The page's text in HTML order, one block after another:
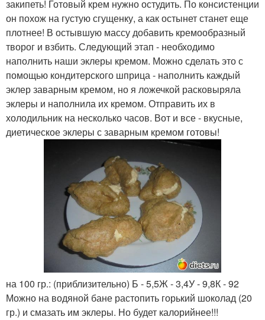
закипеть! Готовый крем нужно остудить. По консистенции
он похож на густую сгущенку, а как остынет станет еще
плотнее! В остывшую массу добавить кремообразный
творог и взбить. Следующий этап - необходимо
наполнить наши эклеры кремом. Можно сделать это с
помощью кондитерского шприца - наполнить каждый
эклер заварным кремом, но я ложечкой расковыряла
эклеры и наполнила их кремом. Отправить их в
холодильник на несколько часов. Вот и все - вкусные,
диетическое эклеры с заварным кремом готовы!
на 100 гр.: (приблизительно) Б - 5,5Ж - 3,4У - 9,8К - 92
Можно на водяной бане растопить горький шоколад (20
гр.) и смазать им эклеры. Но будет калорийнее!!!